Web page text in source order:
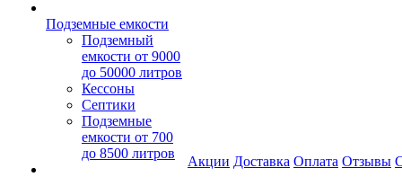
Подземные емкости
Подземный
емкости от 9000
до 50000 литров
Кессоны
Септики
Подземные
емкости от 700
до 8500 литров
Акции Доставка Оплата Отзывы